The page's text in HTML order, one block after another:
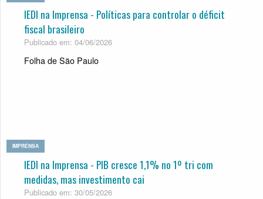
IEDI na Imprensa - Políticas para controlar o déficit
fiscal brasileiro
Publicado em: 04/06/2026
Folha de São Paulo
IMPRENSA
IEDI na Imprensa - PIB cresce 1,1% no 1º tri com
medi­das, mas inves­ti­mento cai
Publicado em: 30/05/2026